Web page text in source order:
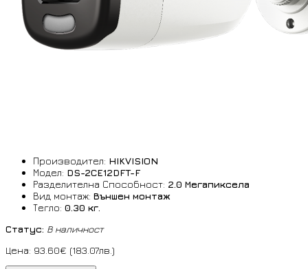
Производител: HIKVISION
Модел: DS-2CE12DFT-F
Разделителна Способност: 2.0 Мегапиксела
Вид монтаж: Външен монтаж
Тегло: 0.30 кг.
Статус: В наличност
Цена: 93.60€ (183.07лв.)